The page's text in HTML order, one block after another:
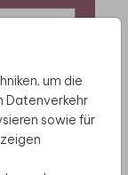
um die
Datenverkehr
sowie für